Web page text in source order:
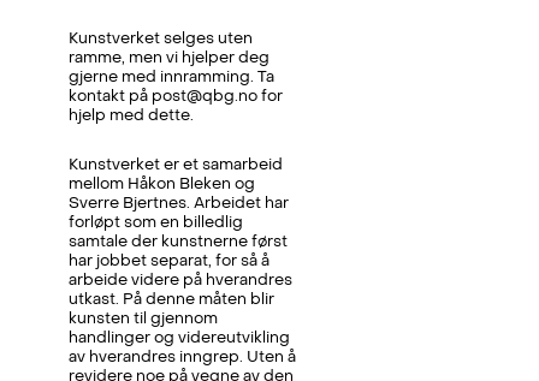
Kunstverket selges uten
ramme, men vi hjelper deg
gjerne med innramming. Ta
kontakt på post@qbg.no for
hjelp med dette.
Kunstverket er et samarbeid
mellom Håkon Bleken og
Sverre Bjertnes. Arbeidet har
forløpt som en billedlig
samtale der kunstnerne først
har jobbet separat, for så å
arbeide videre på hverandres
utkast. På denne måten blir
kunsten til gjennom
handlinger og videreutvikling
av hverandres inngrep. Uten å
revidere noe på vegne av den